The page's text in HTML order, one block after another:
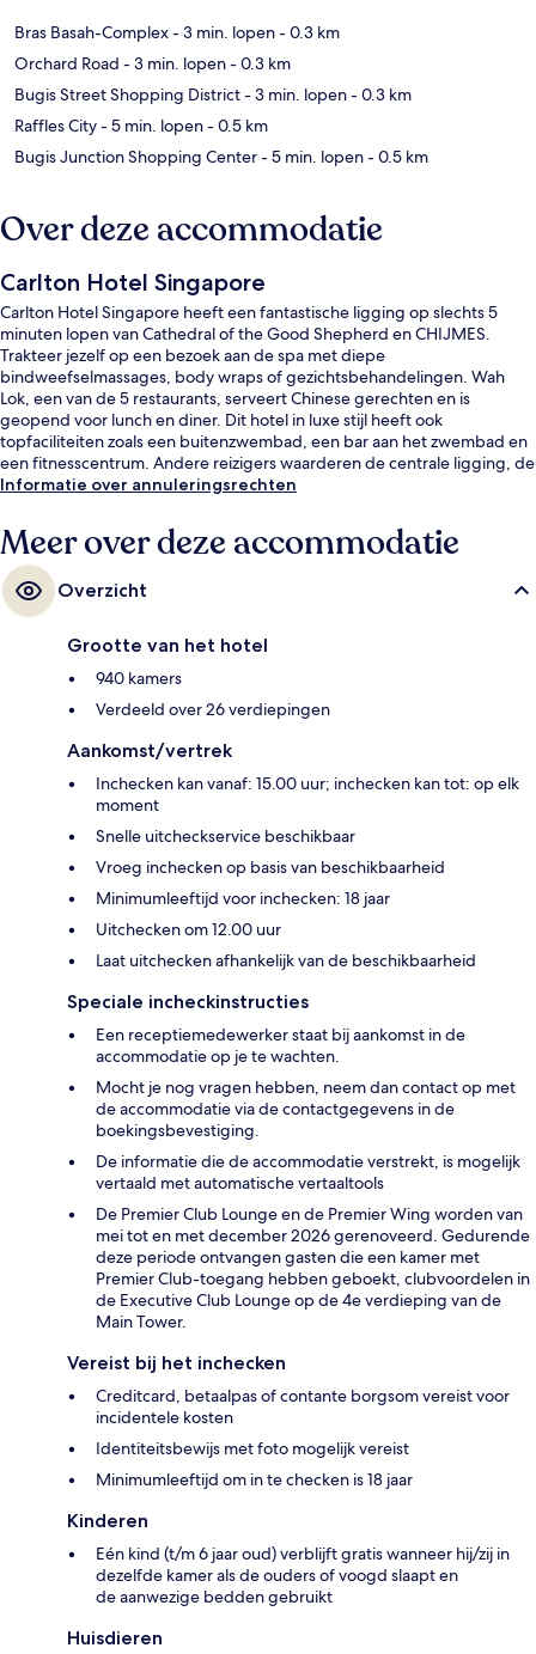
Bras Basah-Complex- 3 min. lopen- 0.3 km
Orchard Road - 3 min. lopen- 0.3 km
Bugis Street Shopping District- 3 min. lopen- 0.3 km
Raffles City- 5 min. lopen- 0.5 km
Bugis Junction Shopping Center- 5 min. lopen- 0.5 km
Over deze accommodatie
Carlton Hotel Singapore
Carlton Hotel Singapore heeft een fantastische ligging op slechts 5
minuten lopen van Cathedral of the Good Shepherd en CHIJMES.
Trakteer jezelf op een bezoek aan de spa met diepe
bindweefselmassages, body wraps of gezichtsbehandelingen. Wah
Lok, een van de 5 restaurants, serveert Chinese gerechten en is
geopend voor lunch en diner. Dit hotel in luxe stijl heeft ook
topfaciliteiten zoals een buitenzwembad, een bar aan het zwembad en
een fitnesscentrum. Andere reizigers waarderen de centrale ligging, de
bezienswaardigheden en de nabijheid van het openbaar vervoer: naar
minuten.
Informatie over annuleringsrechten
Meer over deze accommodatie
Overzicht
Grootte van het hotel
940 kamers
Verdeeld over 26 verdiepingen
Aankomst/vertrek
Inchecken kan vanaf: 15.00 uur; inchecken kan tot: op elk
moment
Snelle uitcheckservice beschikbaar
Vroeg inchecken op basis van beschikbaarheid
Minimumleeftijd voor inchecken: 18 jaar
Uitchecken om 12.00 uur
Laat uitchecken afhankelijk van de beschikbaarheid
Speciale incheckinstructies
Een receptiemedewerker staat bij aankomst in de
accommodatie op je te wachten.
Mocht je nog vragen hebben, neem dan contact op met
de accommodatie via de contactgegevens in de
boekingsbevestiging.
De informatie die de accommodatie verstrekt, is mogelijk
vertaald met automatische vertaaltools
De Premier Club Lounge en de Premier Wing worden van
mei tot en met december 2026 gerenoveerd. Gedurende
deze periode ontvangen gasten die een kamer met
Premier Club-toegang hebben geboekt, clubvoordelen in
de Executive Club Lounge op de 4e verdieping van de
Main Tower.
Vereist bij het inchecken
Creditcard, betaalpas of contante borgsom vereist voor
incidentele kosten
Identiteitsbewijs met foto mogelijk vereist
Minimumleeftijd om in te checken is 18 jaar
Kinderen
Eén kind (t/m 6 jaar oud) verblijft gratis wanneer hij/zij in
dezelfde kamer als de ouders of voogd slaapt en
de aanwezige bedden gebruikt
Huisdieren